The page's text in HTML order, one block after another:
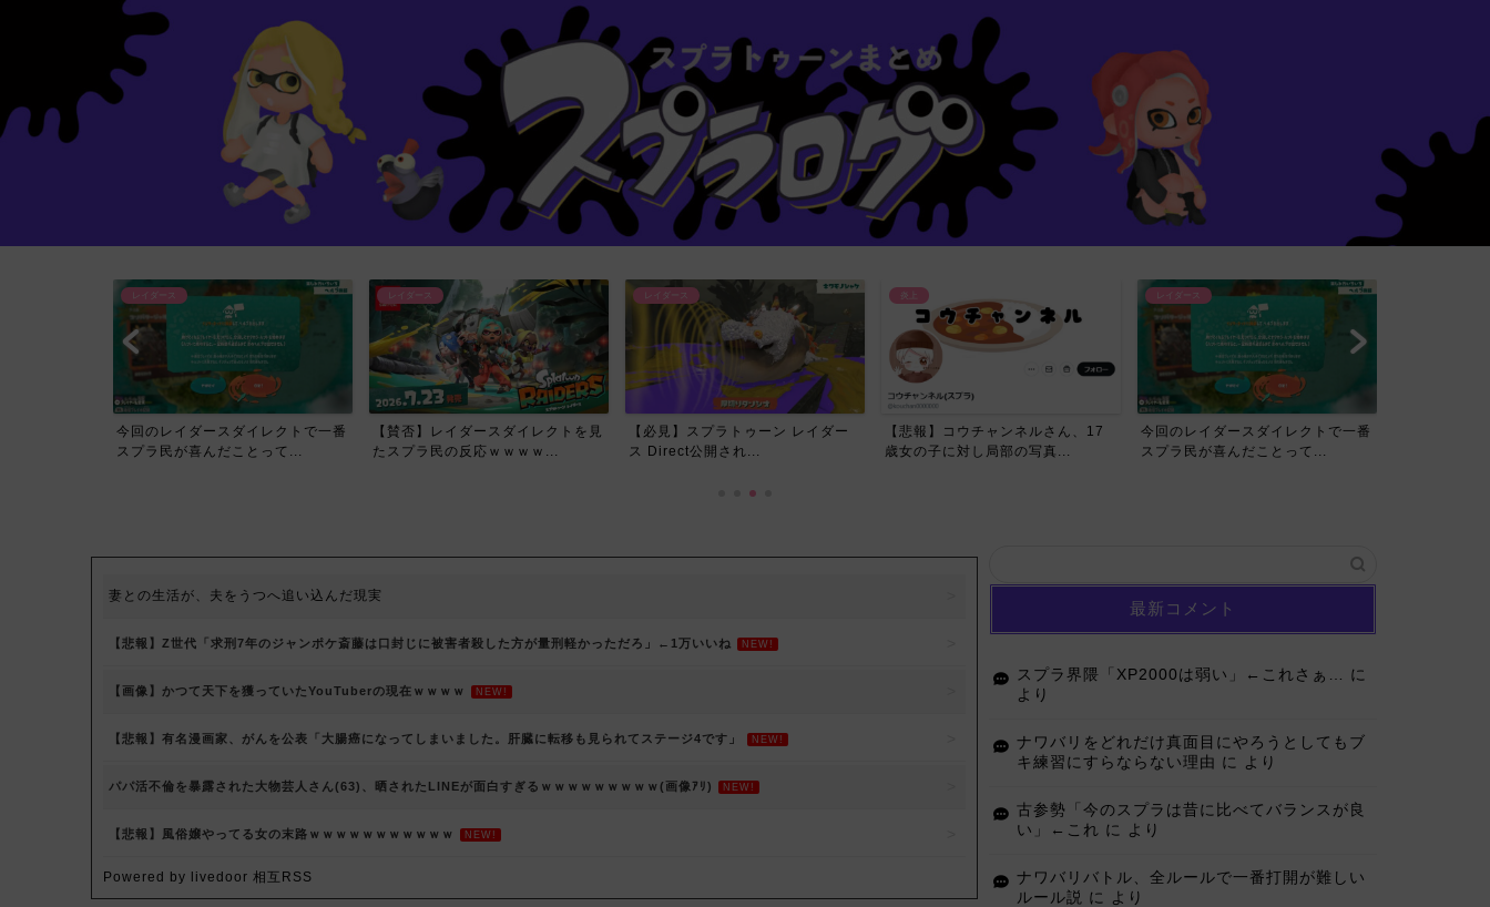
レイダース
【賛否】レイダースダイレクトを見
たスプラ民の反応ｗｗｗｗ...
レイダース
【必見】スプラトゥーン レイダー
ス Direct公開され...
【悲報】コウチャンネルさん、17
歳女の子に対し局部の写真...
レイダース
今回のレイダースダイレクトで一番
スプラ民が喜んだことって...
レイダース
【賛否】レイダースダイレクトを見
たスプラ民の反応ｗｗｗｗ...
妻との生活が、夫をうつへ追い込んだ現実
【悲報】Z世代「求刑7年のジャンポケ斎藤は口封じに被害者殺した方が量刑軽かっただろ」←1万いいね NEW!
【画像】かつて天下を獲っていたYouTuberの現在ｗｗｗｗ NEW!
【悲報】有名漫画家、がんを公表「大腸癌になってしまいました。肝臓に転移も見られてステージ4です」 NEW!
パパ活不倫を暴露された大物芸人さん(63)、晒されたLINEが面白すぎるｗｗｗｗｗｗｗｗｗ(画像ｱﾘ) NEW!
【悲報】風俗嬢やってる女の末路ｗｗｗｗｗｗｗｗｗｗｗ NEW!
Powered by livedoor 相互RSS
最新コメント
スプラ界隈「XP2000は弱い」←これさぁ…
に
より
ナワバリをどれだけ真面目にやろうとしてもブ
キ練習にすらならない理由 に より
古参勢「今のスプラは昔に比べてバランスが良
い」←これ に より
ナワバリバトル、全ルールで一番打開が難しい
ルール説 に より